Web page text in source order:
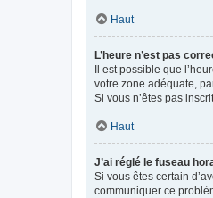
Haut
L’heure n’est pas
Il est possible que
votre zone adéquate,
Si vous n’êtes pas
Haut
J’ai réglé le fuseau
Si vous êtes certain
communiquer ce